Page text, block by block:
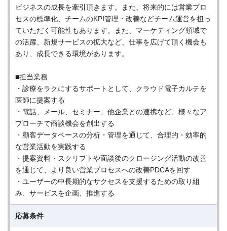
ビジネスの成長を牽引頂きます。また、将来的には営業プロ
セスの標準化、チームのKPI管理・改善などチーム運営を担っ
ていただく可能性もあります。また、マーケティング領域で
の活躍、新規サービスの拡大など、仕事を広げて頂く機会も
あり、成長できる環境があります。
■担当業務
・診療をラクにするサポートとして、クラウド電子カルテを
医師に提案する
・電話、メール、セミナー、他企業との連携など、様々なア
プローチで商談機会を創出する
・顧客データベースの分析・管理を通じて、合理的・効率的
な営業活動を実践する
・提案資料・スクリプトや面談後のクロージング活動の改善
を通じて、より良い営業プロセスへの改善PDCAを回す
・ユーザーの中長期的なサクセスを支援するための取り組
み、サービスを企画、推進する
応募条件